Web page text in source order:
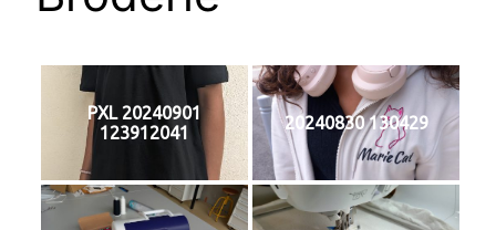
PXL 20240901
123912041
20240830 130429